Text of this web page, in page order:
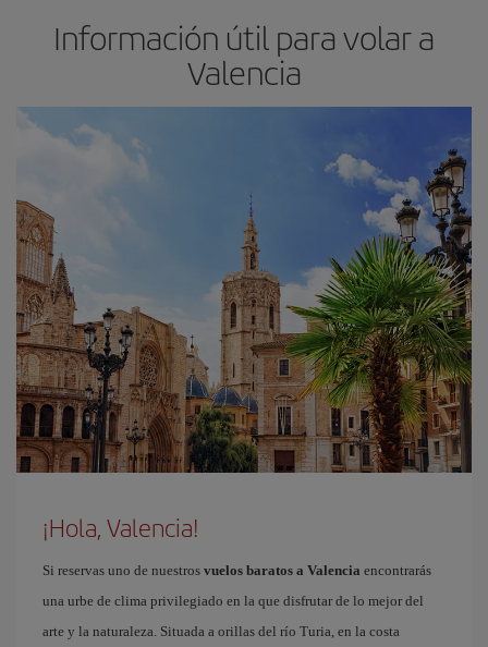
Información útil para volar a
Valencia
¡Hola, Valencia!
Si reservas uno de nuestros vuelos baratos a Valencia encontrarás
una urbe de clima privilegiado en la que disfrutar de lo mejor del
arte y la naturaleza. Situada a orillas del río Turia, en la costa